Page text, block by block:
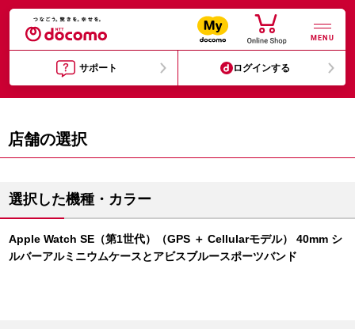
MENU
サポート ログインする
店舗の選択
選択した機種・カラー
Apple Watch SE（第1世代）（GPS ＋ Cellularモデル） 40mm シ
ルバーアルミニウムケースとアビスブルースポーツバンド